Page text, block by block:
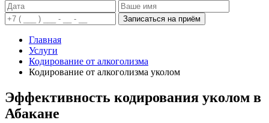
Записаться на приём
Главная
Услуги
Кодирование от алкоголизма
Кодирование от алкоголизма уколом
Эффективность кодирования уколом в
Абакане